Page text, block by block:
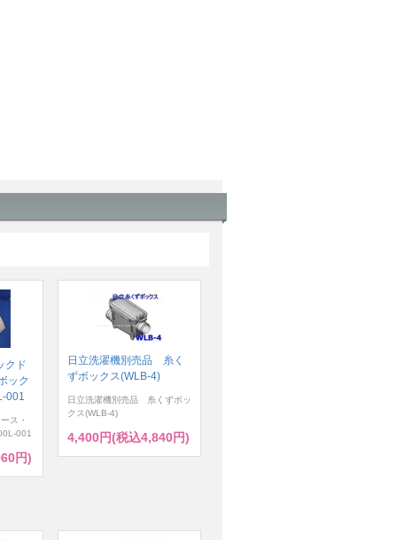
クド
ック
001
ス・
001
円)
日立洗濯機別売品 糸く
ずボックス(WLB-4)
日立洗濯機別売品 糸くずボッ
クス(WLB-4)
4,400円(税込4,840円)